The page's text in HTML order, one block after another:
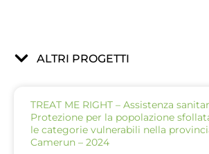
ALTRI PROGETTI
TREAT ME RIGHT – Assistenza
Protezione per la popolazione
le categorie vulnerabili nella
Camerun – 2024